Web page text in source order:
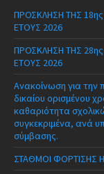
ΠΡΟΣΚΛΗΣΗ ΤΗΣ
ΕΤΟΥΣ 2026
ΠΡΟΣΚΛΗΣΗ ΤΗΣ
ΕΤΟΥΣ 2026
Ανακοίνωση για την
δικαίου ορισμένου
καθαριότητα
συγκεκριμένα, ανά
σύμβασης.
ΣΤΑΘΜΟΙ ΦΟΡΤΙΣΗΣ